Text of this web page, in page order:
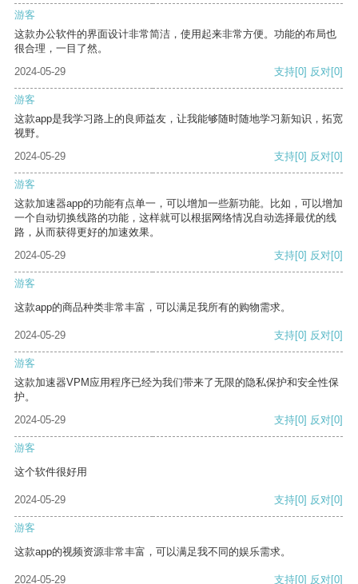
游客
这款办公软件的界面设计非常简洁，使用起来非常方便。功能的布局也
很合理，一目了然。
2024-05-29
支持[0] 反对[0]
游客
这款app是我学习路上的良师益友，让我能够随时随地学习新知识，拓宽
视野。
2024-05-29
支持[0] 反对[0]
游客
这款加速器app的功能有点单一，可以增加一些新功能。比如，可以增加
一个自动切换线路的功能，这样就可以根据网络情况自动选择最优的线
路，从而获得更好的加速效果。
2024-05-29
支持[0] 反对[0]
游客
这款app的商品种类非常丰富，可以满足我所有的购物需求。
2024-05-29 支持[0] 反对[0]
游客
这款加速器VPM应用程序已经为我们带来了无限的隐私保护和安全性保
护。
2024-05-29
支持[0] 反对[0]
游客
这个软件很好用
2024-05-29 支持[0] 反对[0]
游客
这款app的视频资源非常丰富，可以满足我不同的娱乐需求。
2024-05-29 支持[0] 反对[0]